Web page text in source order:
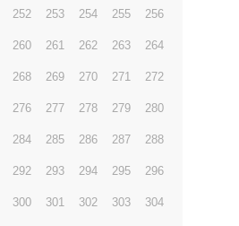
252 253 254 255 256
260 261 262 263 264
268 269 270 271 272
276 277 278 279 280
284 285 286 287 288
292 293 294 295 296
300 301 302 303 304